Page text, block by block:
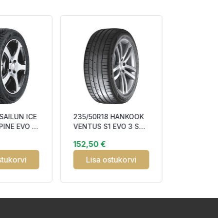
ICE
EVO 1
235/50R18 HANKOOK
VENTUS S1 EVO 3 SUV
152,50 €
Lisa ostukorvi